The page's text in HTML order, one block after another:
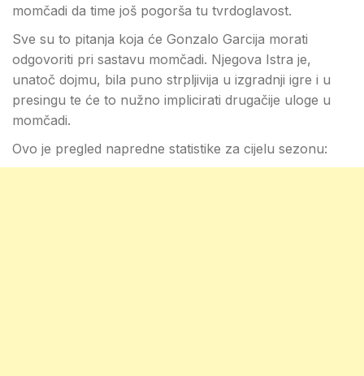
momčadi da time još pogorša tu tvrdoglavost.
Sve su to pitanja koja će Gonzalo Garcija morati
odgovoriti pri sastavu momčadi. Njegova Istra je,
unatoč dojmu, bila puno strpljivija u izgradnji igre i u
presingu te će to nužno implicirati drugačije uloge u
momčadi.
Ovo je pregled napredne statistike za cijelu sezonu: